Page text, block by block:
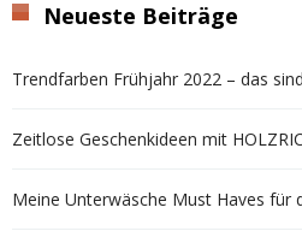
Neueste Beiträge
Trendfarben Frühjahr 2022 – das
Zeitlose Geschenkideen mit
Meine Unterwäsche Must Haves für